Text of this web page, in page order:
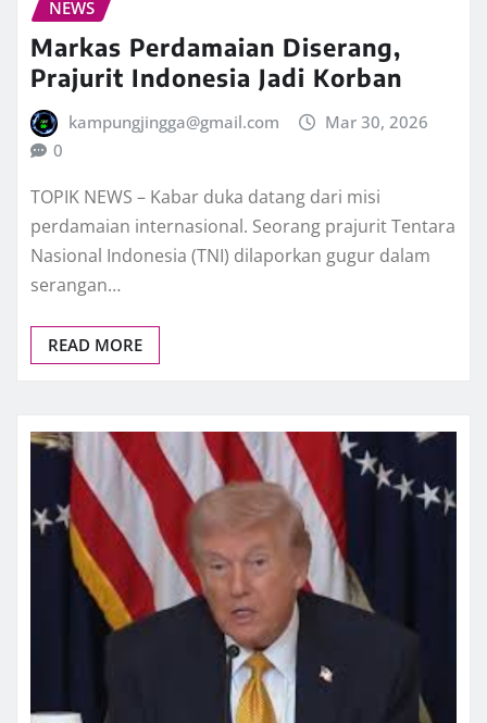
NEWS
Markas Perdamaian Diserang,
Prajurit Indonesia Jadi Korban
kampungjingga@gmail.com
Mar 30, 2026
0
TOPIK NEWS – Kabar duka datang dari misi
perdamaian internasional. Seorang prajurit Tentara
Nasional Indonesia (TNI) dilaporkan gugur dalam
serangan…
READ MORE